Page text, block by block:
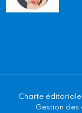
Charte éditoriale
Gestion des